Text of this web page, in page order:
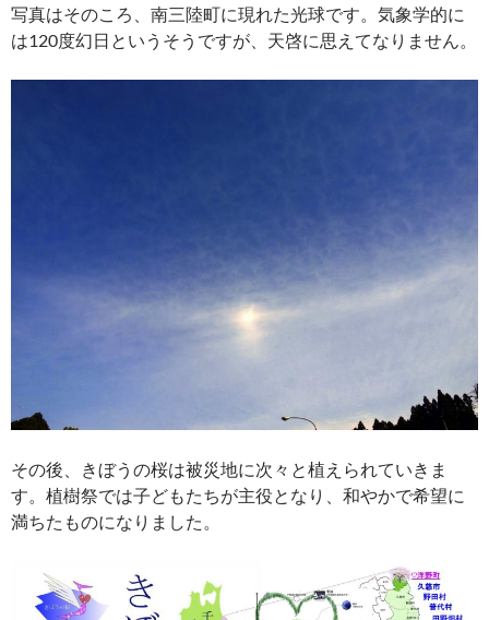
写真はそのころ、南三陸町に現れた光球です。気象学的に
は120度幻日というそうですが、天啓に思えてなりません。
その後、きぼうの桜は被災地に次々と植えられていきま
す。植樹祭では子どもたちが主役となり、和やかで希望に
満ちたものになりました。